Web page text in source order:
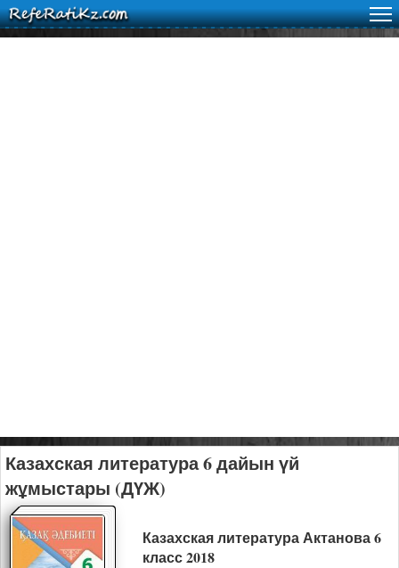
Казахская литература 6 дайын үй
жұмыстары (ДҮЖ)
Казахская литература Актанова 6
класс 2018